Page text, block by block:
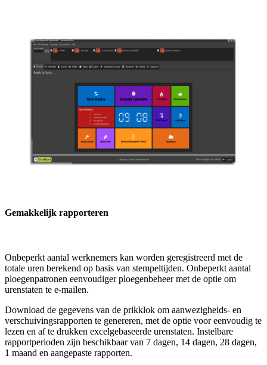
Gemakkelijk rapporteren
Onbeperkt aantal werknemers kan worden geregistreerd met de
totale uren berekend op basis van stempeltijden. Onbeperkt aantal
ploegenpatronen eenvoudiger ploegenbeheer met de optie om
urenstaten te e-mailen.
Download de gegevens van de prikklok om aanwezigheids- en
verschuivingsrapporten te genereren, met de optie voor eenvoudig te
lezen en af te drukken excelgebaseerde urenstaten. Instelbare
rapportperioden zijn beschikbaar van 7 dagen, 14 dagen, 28 dagen,
1 maand en aangepaste rapporten.